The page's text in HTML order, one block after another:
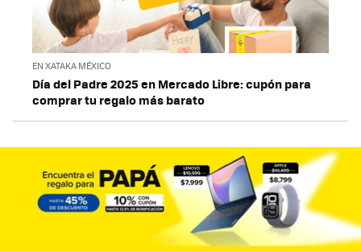
EN XATAKA MÉXICO
Día del Padre 2025 en Mercado Libre: cupón para
comprar tu regalo más barato